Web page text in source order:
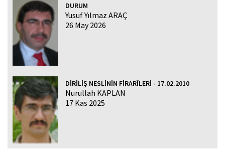
DURUM
Yusuf Yılmaz ARAÇ
26 May 2026
DİRİLİŞ NESLİNİN FİRARÎLERİ - 17.02.2010
Nurullah KAPLAN
17 Kas 2025